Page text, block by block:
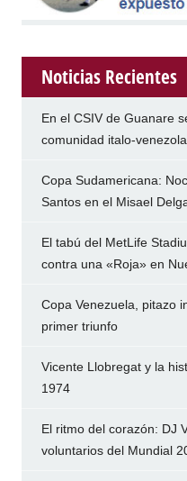
Noticias Recientes
En el CSIV de Guanare
comunidad italo-
Copa Sudamericana:
Santos en el Misael
El tabú del MetLife
contra una «Roja» en
Copa Venezuela, pitazo
primer triunfo
Vicente Llobregat y la
1974
El ritmo del corazón: DJ
voluntarios del Mundial